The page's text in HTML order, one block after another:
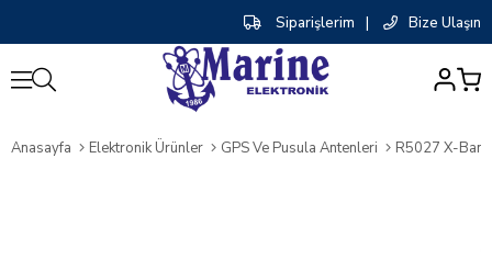
Siparişlerim | Bize Ulaşın
Anasayfa Elektronik Ürünler GPS Ve Pusula Antenleri R5027 X-